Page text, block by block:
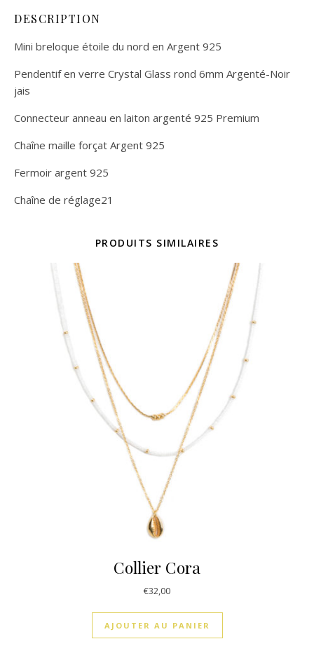
DESCRIPTION
Mini breloque étoile du nord en Argent 925
Pendentif en verre Crystal Glass rond 6mm Argenté-Noir
jais
Connecteur anneau en laiton argenté 925 Premium
Chaîne maille forçat Argent 925
Fermoir argent 925
Chaîne de réglage21
PRODUITS SIMILAIRES
Collier Cora
€32,00
AJOUTER AU PANIER